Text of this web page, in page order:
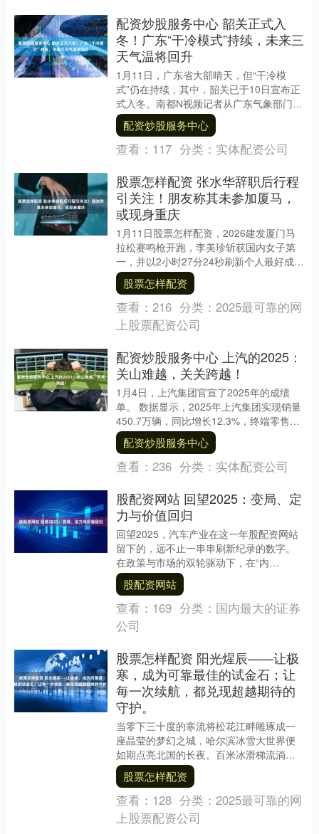
配资炒股服务中心 韶关正式入
冬！广东“干冷模式”持续，未来三
天气温将回升
1月11日，广东省大部晴天，但“干冷模
式”仍在持续，其中，韶关已于10日宣布正
式入冬。南都N视频记者从广东气象部门获
悉配资炒股服务中心，受高空槽前西南气
流影响，....
配资炒股服务中心
查看： 117 分类： 实体配资公司
股票怎样配资 张水华辞职后行程
引关注！朋友称其未参加厦马，
或现身重庆
1月11日股票怎样配资，2026建发厦门马
拉松赛鸣枪开跑，李美珍斩获国内女子第
一，并以2小时27分24秒刷新个人最好成
绩。南都N视频记者从知情人士处获悉，福
建本....
股票怎样配资
查看： 216 分类： 2025最可靠的网
上股票配资公司
配资炒股服务中心 上汽的2025：
关山难越，关关跨越！
1月4日，上汽集团官宣了2025年的成绩
单。 数据显示，2025年上汽集团实现销量
450.7万辆，同比增长12.3%，终端零售销
量达到467万辆，继续保持国内领....
配资炒股服务中心
查看： 236 分类： 实体配资公司
股配资网站 回望2025：变局、定
力与价值回归
回望2025，汽车产业在这一年股配资网站
留下的，远不止一串串刷新纪录的数字。
在政策与市场的双轮驱动下，在“内
卷”与“反内卷”的激烈博弈中，行业穿越周
期迷雾，展....
股配资网站
查看： 169 分类： 国内最大的证券
公司
股票怎样配资 阳光煋辰——让极
寒，成为可靠最佳的试金石；让
每一次续航，都兑现超越期待的
守护。
当零下三十度的寒流将松花江畔雕琢成一
座晶莹的梦幻之城，哈尔滨冰雪大世界便
如期点亮北国的长夜。百米冰滑梯流淌着
璀璨光影，巍峨的冰雪城堡勾勒出天际线
的浪漫轮廓股票怎....
股票怎样配资
查看： 128 分类： 2025最可靠的网
上股票配资公司